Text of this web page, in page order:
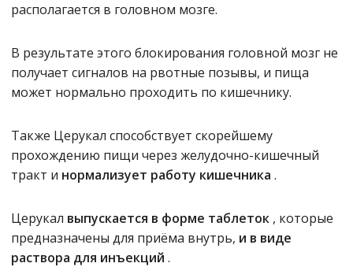
располагается в головном мозге.
В результате этого блокирования головной мозг не
получает сигналов на рвотные позывы, и пища
может нормально проходить по кишечнику.
Также Церукал способствует скорейшему
прохождению пищи через желудочно-кишечный
тракт и нормализует работу кишечника .
Церукал выпускается в форме таблеток , которые
предназначены для приёма внутрь, и в виде
раствора для инъекций .